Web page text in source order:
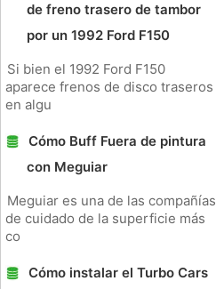
de freno trasero de tambor
por un 1992 Ford F150
Si bien el 1992 Ford F150
aparece frenos de disco traseros
en algu
Cómo Buff Fuera de pintura
con Meguiar
Meguiar es una de las compañías
de cuidado de la superficie más
co
Cómo instalar el Turbo Cars